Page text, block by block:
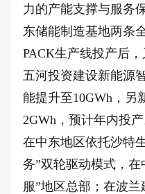
力的产能支撑与服务
东储能制造基地两条
PACK生产线投产后
五河投资建设新能源
能提升至10GWh，另
2GWh，预计年内投
在中东地区依托沙特
务”双轮驱动模式，
服”地区总部；在波